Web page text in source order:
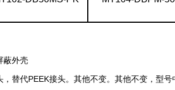
外壳
代PEEK接头。其他不变。其他不变，型号